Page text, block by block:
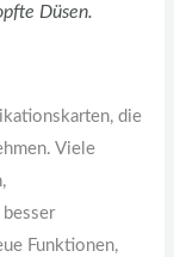
Düsen.
die
Viele
besser
Funktionen,